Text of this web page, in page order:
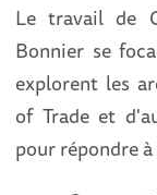
Le travail de
Bonnier se
explorent les
of Trade et
pour répondre